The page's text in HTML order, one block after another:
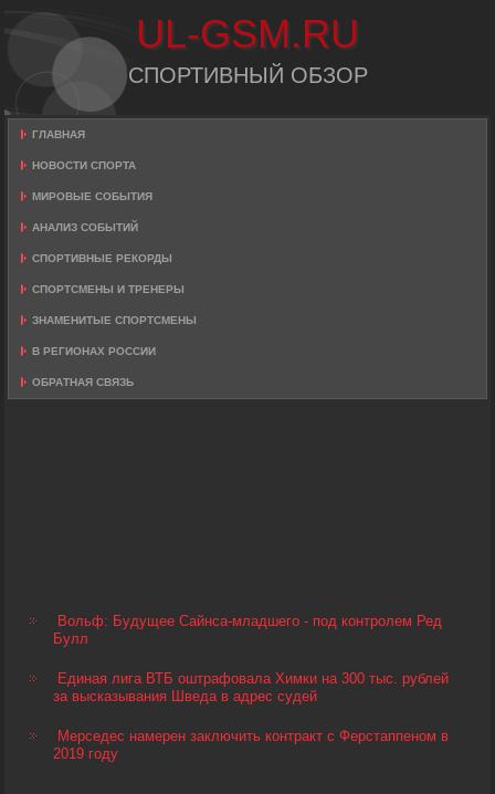
UL-GSM.RU
СПОРТИВНЫЙ ОБЗОР
ГЛАВНАЯ
НОВОСТИ СПОРТА
МИРОВЫЕ СОБЫТИЯ
АНАЛИЗ СОБЫТИЙ
СПОРТИВНЫЕ РЕКОРДЫ
СПОРТСМЕНЫ И ТРЕНЕРЫ
ЗНАМЕНИТЫЕ СПОРТСМЕНЫ
В РЕГИОНАХ РОССИИ
ОБРАТНАЯ СВЯЗЬ
Вольф: Будущее Сайнса-младшего - под контролем Ред
Булл
Единая лига ВТБ оштрафовала Химки на 300 тыс. рублей
за высказывания Шведа в адрес судей
Мерседес намерен заключить контракт с Ферстаппеном в
2019 году